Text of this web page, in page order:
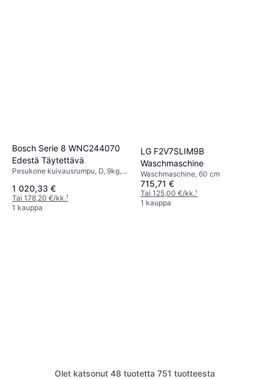
Bosch Serie 8 WNC244070
Edestä Täytettävä
Pesukone kuivausrumpu, D, 9kg,
1 020,33 €
Tai 178,20 €/kk.¹
1 kauppa
LG F2V7SLIM9B
Waschmaschine
Waschmaschine, 60 cm
715,71 €
Tai 125,00 €/kk.¹
1 kauppa
Olet katsonut 48 tuotetta 751 tuotteesta